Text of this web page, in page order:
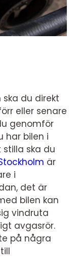
du direkt
eller senare
genomför
har bilen i
ska du
är
i
det är
bilen kan
vindruta
avgasrör.
på några